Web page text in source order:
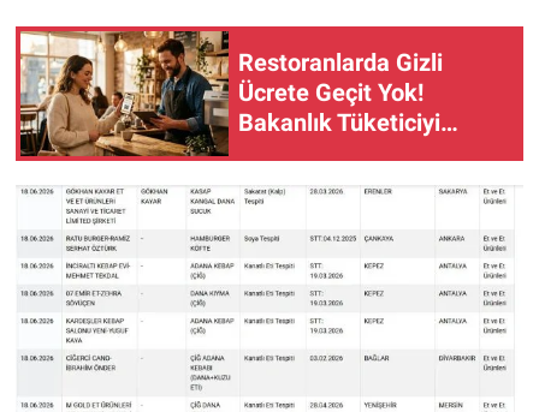
Restoranlarda Gizli
Ücrete Geçit Yok!
Bakanlık Tüketiciyi